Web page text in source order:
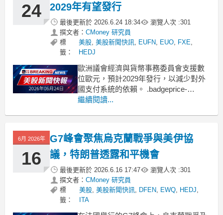
24
2029年有望發行
最後更新於 2026.6.24 18:34 瀏覽人次 :301
撰文者： CMoney 研究員
標
籤：
美股,美股新聞快訊, EUFN, EUO, FXE,
HEDJ
歐洲議會經濟與貨幣事務委員會支援數
位歐元，預計2029年發行，以減少對外
國支付系統的依賴。 .badgeprice-
container {
gap: 1rem !important;
繼續閱讀...
6月 2026年
16
G7峰會聚焦烏克蘭戰爭與美伊協
議，特朗普透露和平機會
最後更新於 2026.6.16 17:47 瀏覽人次 :301
撰文者： CMoney 研究員
標
籤：
美股, 美股新聞快訊, DFEN, EWQ, HEDJ,
ITA